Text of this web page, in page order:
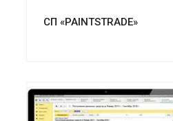
СП «PAINTSTRADE»